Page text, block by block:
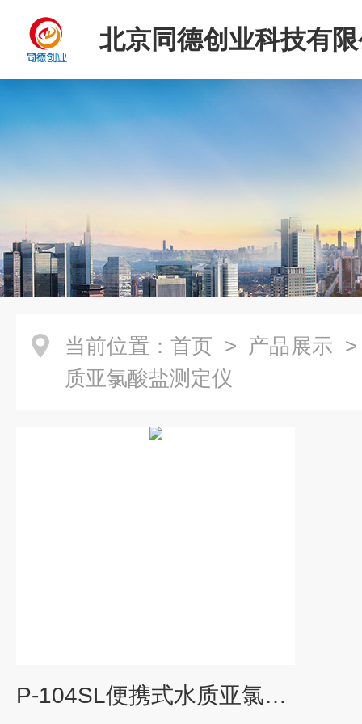
北京同德创业科技有
当前位置： 首页 > 产品展示
质亚氯酸盐测定仪
P-104SL便携式水质亚氯酸盐测定仪